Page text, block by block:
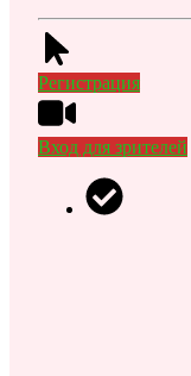
Регистрация
Вход для зрителей